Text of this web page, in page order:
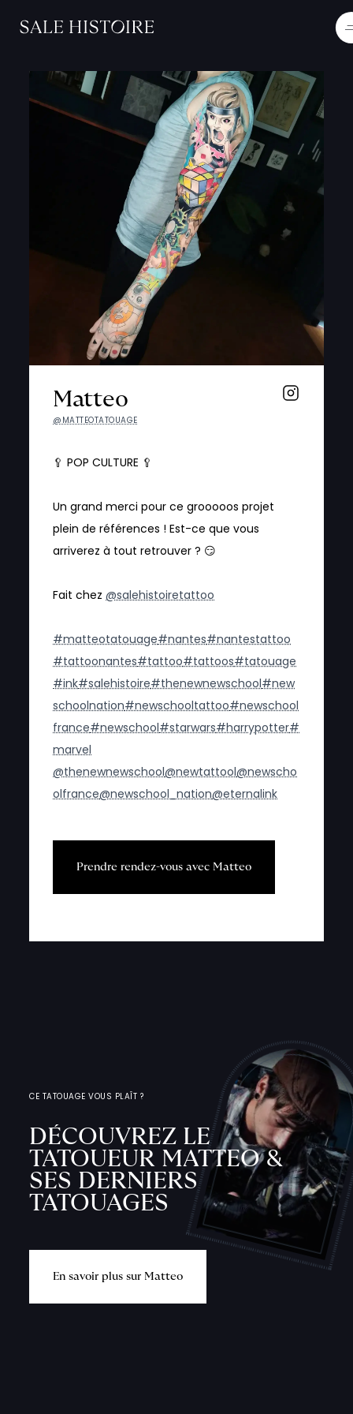
Matteo
@MATTEOTATOUAGE
🥄 POP CULTURE 🥄
Un grand merci pour ce grooooos projet
plein de références ! Est-ce que vous
arriverez à tout retrouver ? 😏
Fait chez@salehistoiretattoo
#matteotatouage#nantes#nantestattoo
#tattoonantes#tattoo#tattoos#tatouage
#ink#salehistoire#thenewnewschool#new
schoolnation#newschooltattoo#newschool
france#newschool#starwars#harrypotter#
marvel
@thenewnewschool@newtattool@newscho
olfrance@newschool_nation@eternalink
Prendre rendez-vous avec Matteo
CE TATOUAGE VOUS PLAÎT ?
DÉCOUVREZ LE
TATOUEUR MATTEO &
SES DERNIERS
TATOUAGES
En savoir plus sur Matteo